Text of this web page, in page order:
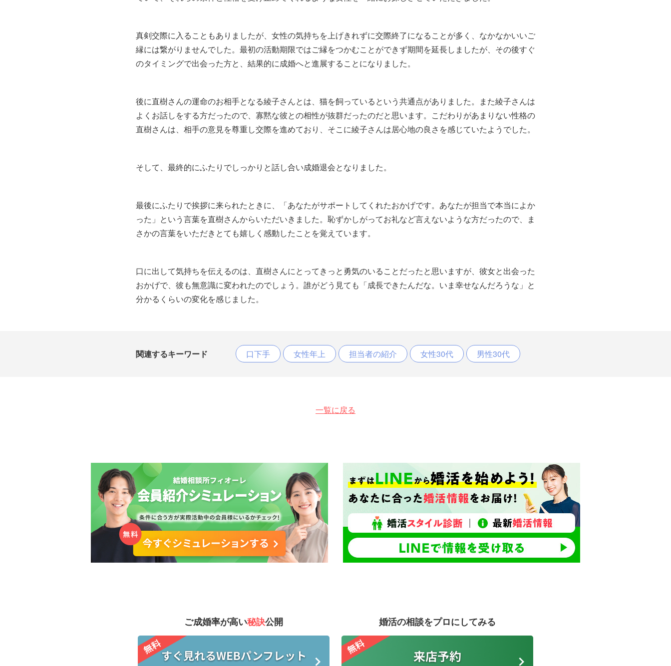
真剣交際に入ることもありましたが、女性の気持ちを上げきれずに交際終了になることが多く、なかなかいいご
縁には繋がりませんでした。最初の活動期限ではご縁をつかむことができず期間を延長しましたが、その後すぐ
のタイミングで出会った方と、結果的に成婚へと進展することになりました。
後に直樹さんの運命のお相手となる綾子さんとは、猫を飼っているという共通点がありました。また綾子さんは
よくお話しをする方だったので、寡黙な彼との相性が抜群だったのだと思います。こだわりがあまりない性格の
直樹さんは、相手の意見を尊重し交際を進めており、そこに綾子さんは居心地の良さを感じていたようでした。
そして、最終的にふたりでしっかりと話し合い成婚退会となりました。
最後にふたりで挨拶に来られたときに、「あなたがサポートしてくれたおかげです。あなたが担当で本当によか
った」という言葉を直樹さんからいただいきました。恥ずかしがってお礼など言えないような方だったので、ま
さかの言葉をいただきとても嬉しく感動したことを覚えています。
口に出して気持ちを伝えるのは、直樹さんにとってきっと勇気のいることだったと思いますが、彼女と出会った
おかげで、彼も無意識に変われたのでしょう。誰がどう見ても「成長できたんだな。いま幸せなんだろうな」と
分かるくらいの変化を感じました。
関連するキーワード 口下手 女性年上 担当者の紹介 女性30代 男性30代
一覧に戻る
ご成婚率が高い秘訣公開 婚活の相談をプロにしてみる